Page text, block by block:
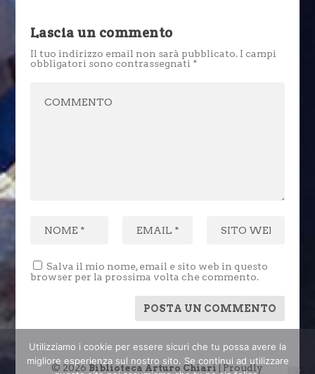
Lascia un commento
Il tuo indirizzo email non sarà pubblicato. I campi
obbligatori sono contrassegnati *
Salva il mio nome, email e sito web in questo
browser per la prossima volta che commento.
© 2026 Biblioteca Arturo Chiari| Proudly
Utilizziamo i cookie per essere sicuri che tu possa avere la
migliore esperienza sul nostro sito. Se continui ad utilizzare